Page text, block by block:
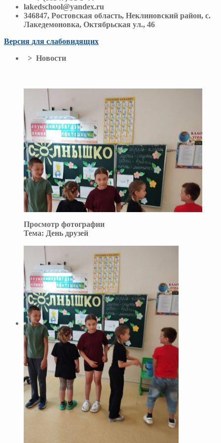
lakedschool@yandex.ru
346847, Ростовская область, Неклиновский район, с.
Лакедемоновка, Октябрьская ул., 46
Версия для слабовидящих
> Новости
Просмотр фотографии
Тема: День друзей